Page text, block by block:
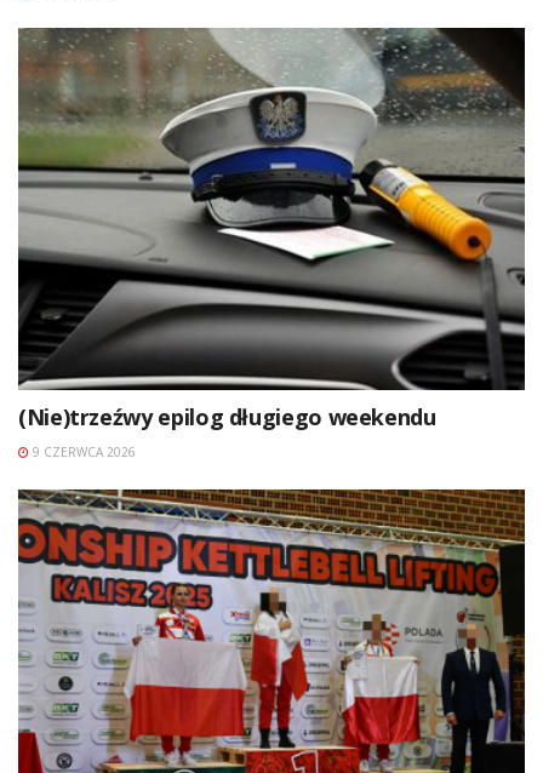
(Nie)trzeźwy epilog długiego weekendu
9 CZERWCA 2026